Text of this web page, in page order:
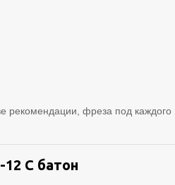
рекомендации, фреза под каждого
С батон